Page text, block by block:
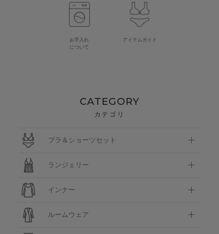
お手入れ
について
アイテムガイド
CATEGORY
カテゴリ
ブラ＆ショーツセット
ランジェリー
インナー
ルームウェア